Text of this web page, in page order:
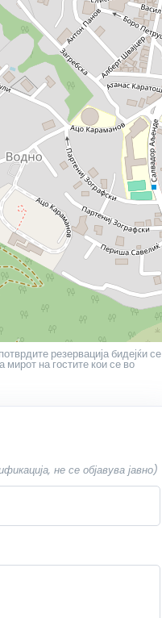
резервација бидејќи се
на гостите кои се во
не се објавува јавно)